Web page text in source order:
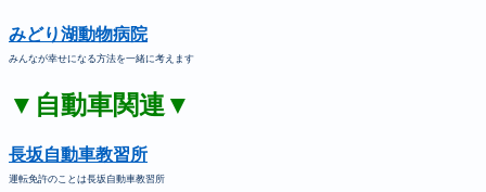
みどり湖動物病院
みんなが幸せになる方法を一緒に考えます
▼自動車関連▼
長坂自動車教習所
運転免許のことは長坂自動車教習所